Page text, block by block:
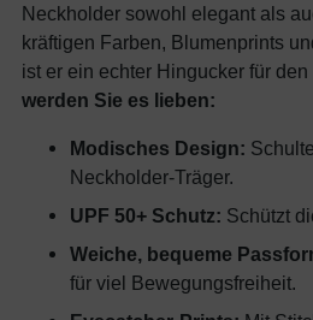
Neckholder sowohl elegant als
kräftigen Farben, Blumenprints
ist er ein echter Hingucker für
werden Sie es lieben:
Modisches Design:
Neckholder-Träger.
UPF 50+ Schutz: Schützt
Weiche, bequeme
für viel Bewegungsfreiheit.